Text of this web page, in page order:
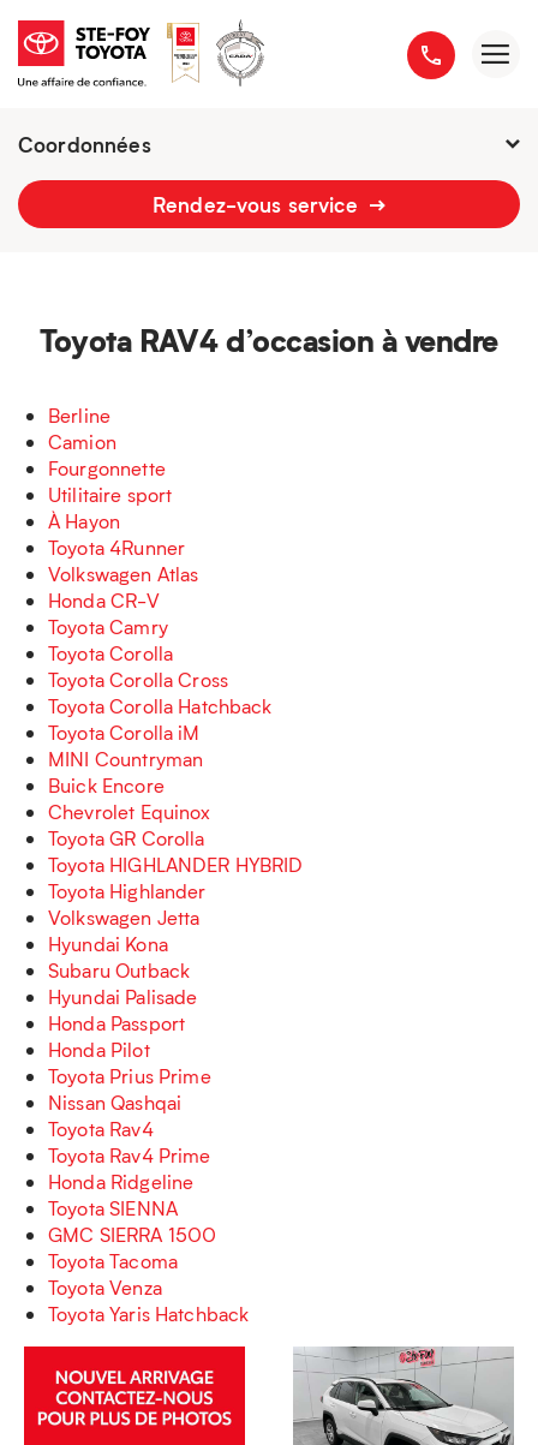
Coordonnées
Ouverture imminente :7h - 21h
Rendez-vous service
Toyota RAV4 d’occasion à vendre
Berline
Camion
Fourgonnette
Utilitaire sport
À Hayon
Toyota 4Runner
Volkswagen Atlas
Honda CR-V
Toyota Camry
Toyota Corolla
Toyota Corolla Cross
Toyota Corolla Hatchback
Toyota Corolla iM
MINI Countryman
Buick Encore
Chevrolet Equinox
Toyota GR Corolla
Toyota HIGHLANDER HYBRID
Toyota Highlander
Volkswagen Jetta
Hyundai Kona
Subaru Outback
Hyundai Palisade
Honda Passport
Honda Pilot
Toyota Prius Prime
Nissan Qashqai
Toyota Rav4
Toyota Rav4 Prime
Honda Ridgeline
Toyota SIENNA
GMC SIERRA 1500
Toyota Tacoma
Toyota Venza
Toyota Yaris Hatchback